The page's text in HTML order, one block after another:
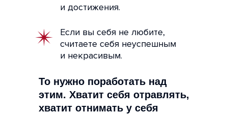
То нужно поработать над
этим. Хватит себя отравлять,
хватит отнимать у себя
и достижения.
Если вы себя не любите,
считаете себя неуспешным
и некрасивым.